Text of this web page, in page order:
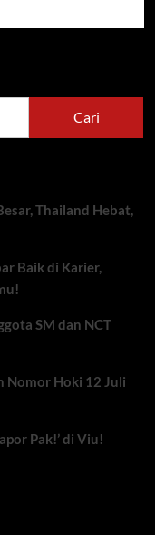
Cari
Thailand Hebat,
Baik di Karier,
SM dan NCT
Nomor Hoki 12 Juli
Pak!’ di Viu!